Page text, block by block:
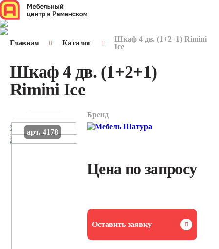
Главная Каталог
Шкаф 4 дв. (1+2+1) Rimini
Ice
Шкаф 4 дв. (1+2+1)
Rimini Ice
арт. 4178
Бренд
Цена по запросу
Оставить заявку